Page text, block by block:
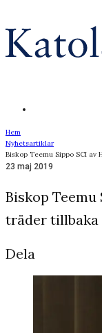
Hem
Nyhetsartiklar
Biskop Teemu Sippo SCI
23 maj 2019
Biskop Teemu
träder tillbaka
Dela